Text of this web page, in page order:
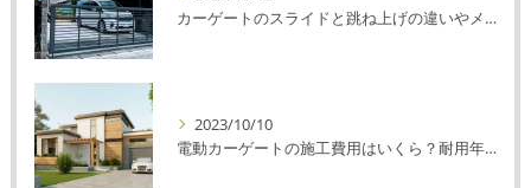
カーゲートのスライドと跳ね上げの違いやメリットデメリットを解説！
2023/10/10
電動カーゲートの施工費用はいくら？耐用年数や注意点を解説！